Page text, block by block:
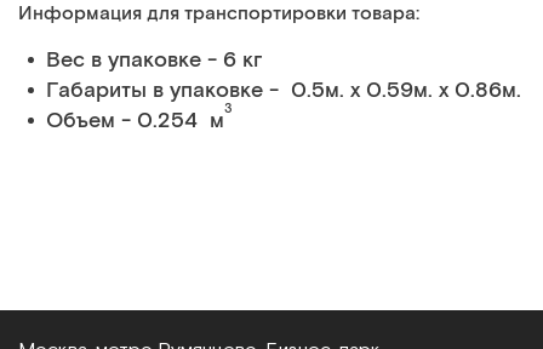
Информация для транспортировки товара:
Вес в упаковке - 6 кг
Габариты в упаковке - 0.5м. x 0.59м. x 0.86м.
Объем - 0.254 м3